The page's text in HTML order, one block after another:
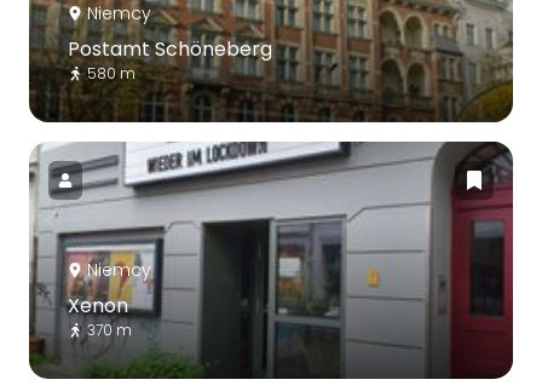
Niemcy
Postamt Schöneberg
580 m
Niemcy
Xenon
370 m